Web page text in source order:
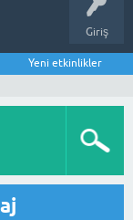
Giriş
Yeni etkinlikler